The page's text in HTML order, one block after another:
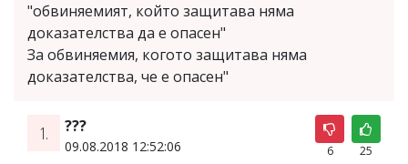
"обвиняемият, който защитава няма
доказателства да е опасен"
За обвиняемия, когото защитава няма
доказателства, че е опасен"
1. ???
09.08.2018 12:52:06 6 25